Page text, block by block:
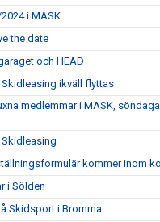
i MASK
the date
och HEAD
ikväll flyttas
medlemmar i MASK,
kommer inom
i Sölden
Skidsport i Bromma